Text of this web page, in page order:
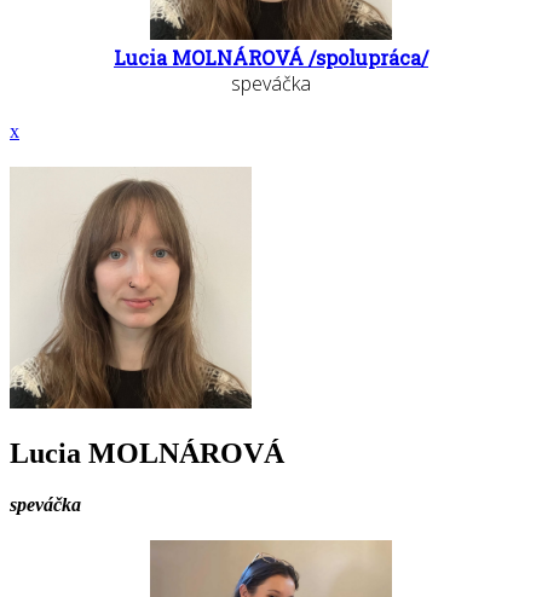
Lucia MOLNÁROVÁ /spolupráca/
speváčka
x
Lucia MOLNÁROVÁ
speváčka